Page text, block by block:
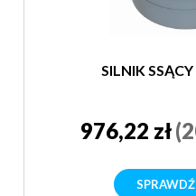
SILNIK
976,22 zł